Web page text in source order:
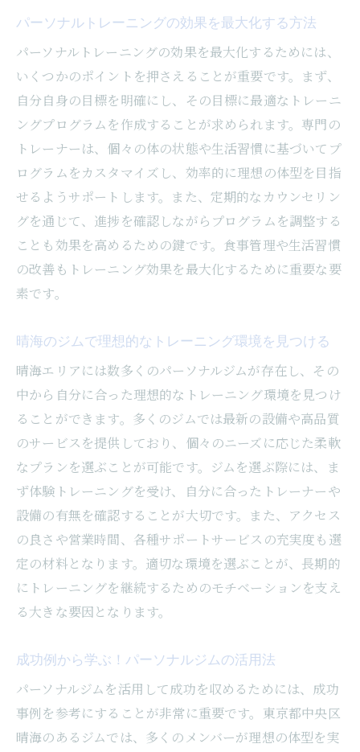
忙しい現代人でも続けやすい晴海のパーソナル
ジム予約システム活用術
簡単予約で続けやすいジムを選ぶ方法
オンライン予約の活用で通いやすさを実現
時間管理でトレーニングを習慣化する方法
晴海エリアでのジム選びのコツ
予約キャンセル規定を理解して計画的に利
用
続けやすいジム環境の見極め方
口コミで選ぶ！晴海の人気パーソナルジムの特
徴と選び方
人気ジムの共通点とその理由
口コミの裏にある本当のジム選びの基準
体験者の声を活かしたジム選びのステップ
晴海エリアで口コミ評価の高いジムとは
人気ジムのトレーニング内容とその評価
ボディメイク成功の鍵はパーソナルジムにあ
り！晴海での始め方ガイド
初めてのパーソナルジム利用の流れ
ボディメイク目標設定の重要性
効果的なトレーニングを始めるための準備
ジム選びで考慮すべきポイント
パーソナルジムで長続きするためのコツ
安心して通える！晴海のパーソナルジムで健康
的なスタイルを手に入れる方法
パーソナルトレーニングの効果を最大化する方法
パーソナルトレーニングの効果を最大化するためには、
いくつかのポイントを押さえることが重要です。まず、
自分自身の目標を明確にし、その目標に最適なトレーニ
ングプログラムを作成することが求められます。専門の
トレーナーは、個々の体の状態や生活習慣に基づいてプ
ログラムをカスタマイズし、効率的に理想の体型を目指
せるようサポートします。また、定期的なカウンセリン
グを通じて、進捗を確認しながらプログラムを調整する
ことも効果を高めるための鍵です。食事管理や生活習慣
の改善もトレーニング効果を最大化するために重要な要
素です。
晴海のジムで理想的なトレーニング環境を見つける
晴海エリアには数多くのパーソナルジムが存在し、その
中から自分に合った理想的なトレーニング環境を見つけ
ることができます。多くのジムでは最新の設備や高品質
のサービスを提供しており、個々のニーズに応じた柔軟
なプランを選ぶことが可能です。ジムを選ぶ際には、ま
ず体験トレーニングを受け、自分に合ったトレーナーや
設備の有無を確認することが大切です。また、アクセス
の良さや営業時間、各種サポートサービスの充実度も選
定の材料となります。適切な環境を選ぶことが、長期的
にトレーニングを継続するためのモチベーションを支え
る大きな要因となります。
成功例から学ぶ！パーソナルジムの活用法
パーソナルジムを活用して成功を収めるためには、成功
事例を参考にすることが非常に重要です。東京都中央区
晴海のあるジムでは、多くのメンバーが理想の体型を実